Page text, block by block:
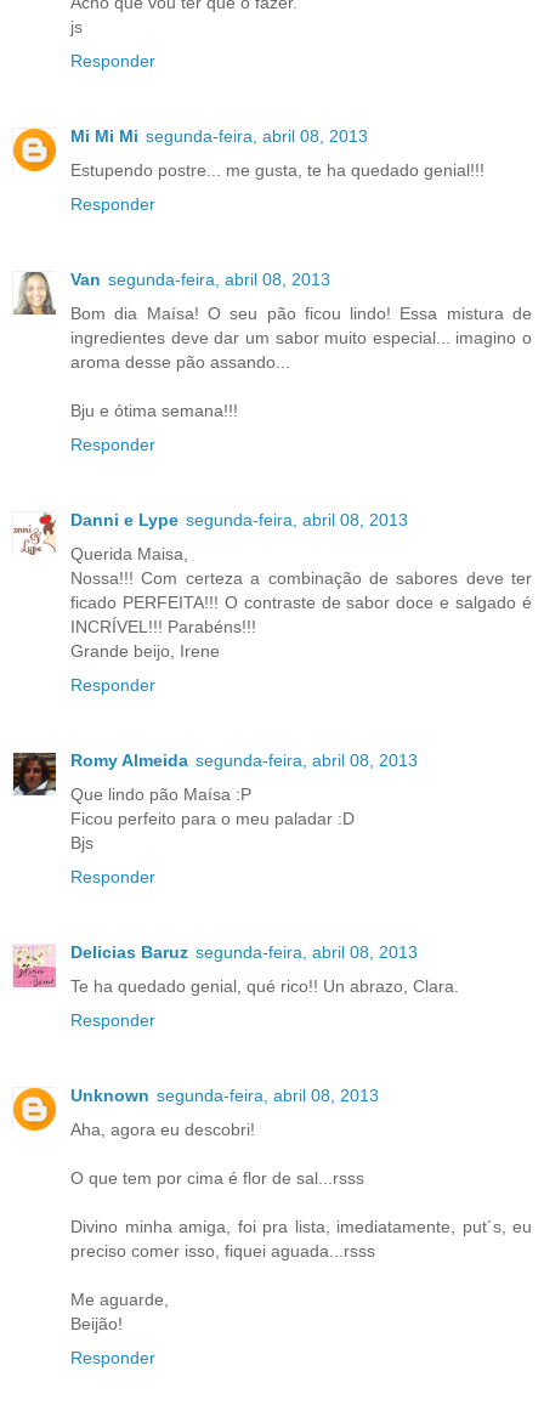
js
Responder
Mi Mi Mi segunda-feira, abril 08, 2013
Estupendo postre... me gusta, te ha quedado genial!!!
Responder
Van segunda-feira, abril 08, 2013
Bom dia Maísa! O seu pão ficou lindo! Essa mistura de
ingredientes deve dar um sabor muito especial... imagino o
aroma desse pão assando...
Bju e ótima semana!!!
Responder
Danni e Lype segunda-feira, abril 08, 2013
Querida Maisa,
Nossa!!! Com certeza a combinação de sabores deve ter
ficado PERFEITA!!! O contraste de sabor doce e salgado é
INCRÍVEL!!! Parabéns!!!
Grande beijo, Irene
Responder
Romy Almeida segunda-feira, abril 08, 2013
Que lindo pão Maísa :P
Ficou perfeito para o meu paladar :D
Bjs
Responder
Delicias Baruz segunda-feira, abril 08, 2013
Te ha quedado genial, qué rico!! Un abrazo, Clara.
Responder
Unknown segunda-feira, abril 08, 2013
Aha, agora eu descobri!
O que tem por cima é flor de sal...rsss
Divino minha amiga, foi pra lista, imediatamente, put´s, eu
preciso comer isso, fiquei aguada...rsss
Me aguarde,
Beijão!
Responder